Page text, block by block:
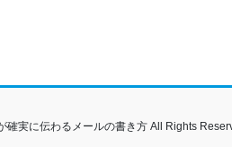
確実に伝わるメールの書き方 All Rights